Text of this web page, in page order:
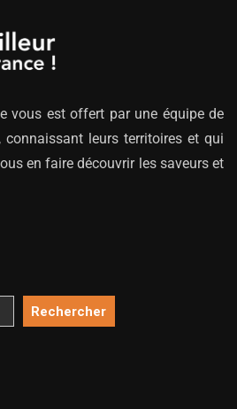
vous est offert par une équipe de
connaissant leurs territoires et qui
en faire découvrir les saveurs et
Rechercher